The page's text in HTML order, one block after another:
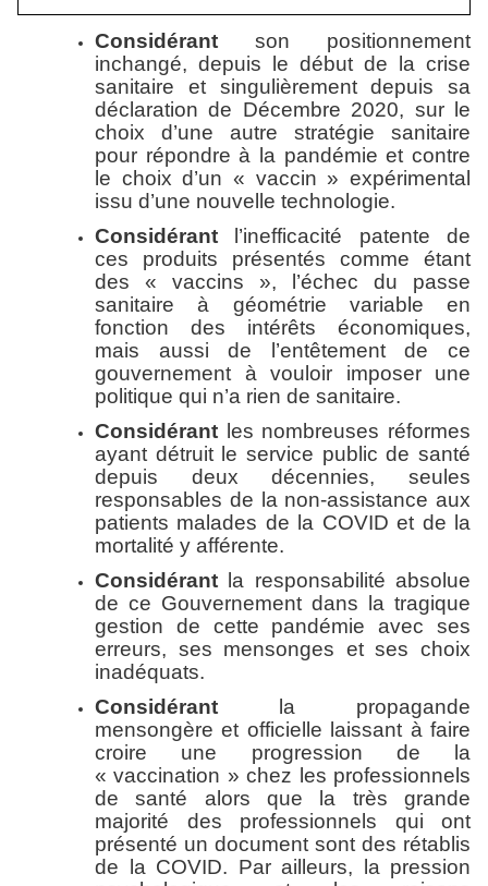
Considérant son positionnement
inchangé, depuis le début de la crise
sanitaire et singulièrement depuis sa
déclaration de Décembre 2020, sur le
choix d’une autre stratégie sanitaire
pour répondre à la pandémie et contre
le choix d’un « vaccin » expérimental
issu d’une nouvelle technologie.
Considérant l’inefficacité patente de
ces produits présentés comme étant
des « vaccins », l’échec du passe
sanitaire à géométrie variable en
fonction des intérêts économiques,
mais aussi de l’entêtement de ce
gouvernement à vouloir imposer une
politique qui n’a rien de sanitaire.
Considérant les nombreuses réformes
ayant détruit le service public de santé
depuis deux décennies, seules
responsables de la non-assistance aux
patients malades de la COVID et de la
mortalité y afférente.
Considérant la responsabilité absolue
de ce Gouvernement dans la tragique
gestion de cette pandémie avec ses
erreurs, ses mensonges et ses choix
inadéquats.
Considérant la propagande
mensongère et officielle laissant à faire
croire une progression de la
« vaccination » chez les professionnels
de santé alors que la très grande
majorité des professionnels qui ont
présenté un document sont des rétablis
de la COVID. Par ailleurs, la pression